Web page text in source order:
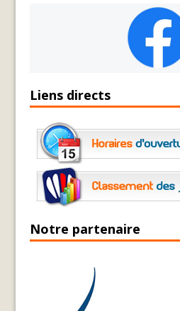
Liens directs
Notre partenaire